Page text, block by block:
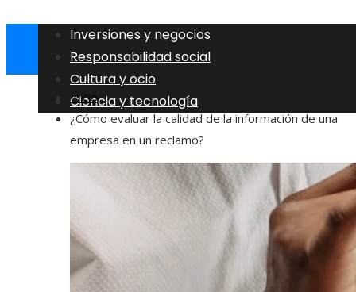
Inversiones y negocios
Responsabilidad social
Cultura y ocio
Ciencia y tecnología
Inicio
¿Cómo evaluar la calidad de la información de una
empresa en un reclamo?